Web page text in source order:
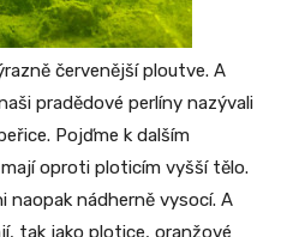
červenější ploutve. A
pradědové perlíny nazývali
Pojďme k dalším
oproti ploticím vyšší tělo.
naopak nádherně vysocí. A
tak jako plotice, oranžové